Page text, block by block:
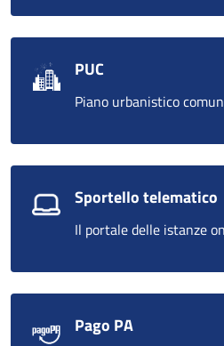
PUC
Piano urbanistico
Sportello telematico
Il portale delle istanze
Pago PA